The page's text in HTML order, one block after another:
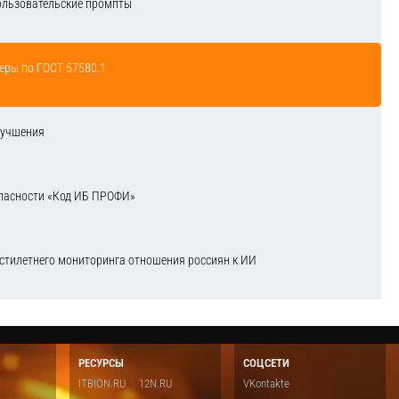
промпты
по ГОСТ 57580.1
«Код ИБ ПРОФИ»
мониторинга отношения россиян к ИИ
РЕСУРСЫ
ITBION.RU
12N.RU
СОЦСЕТИ
VKontakte